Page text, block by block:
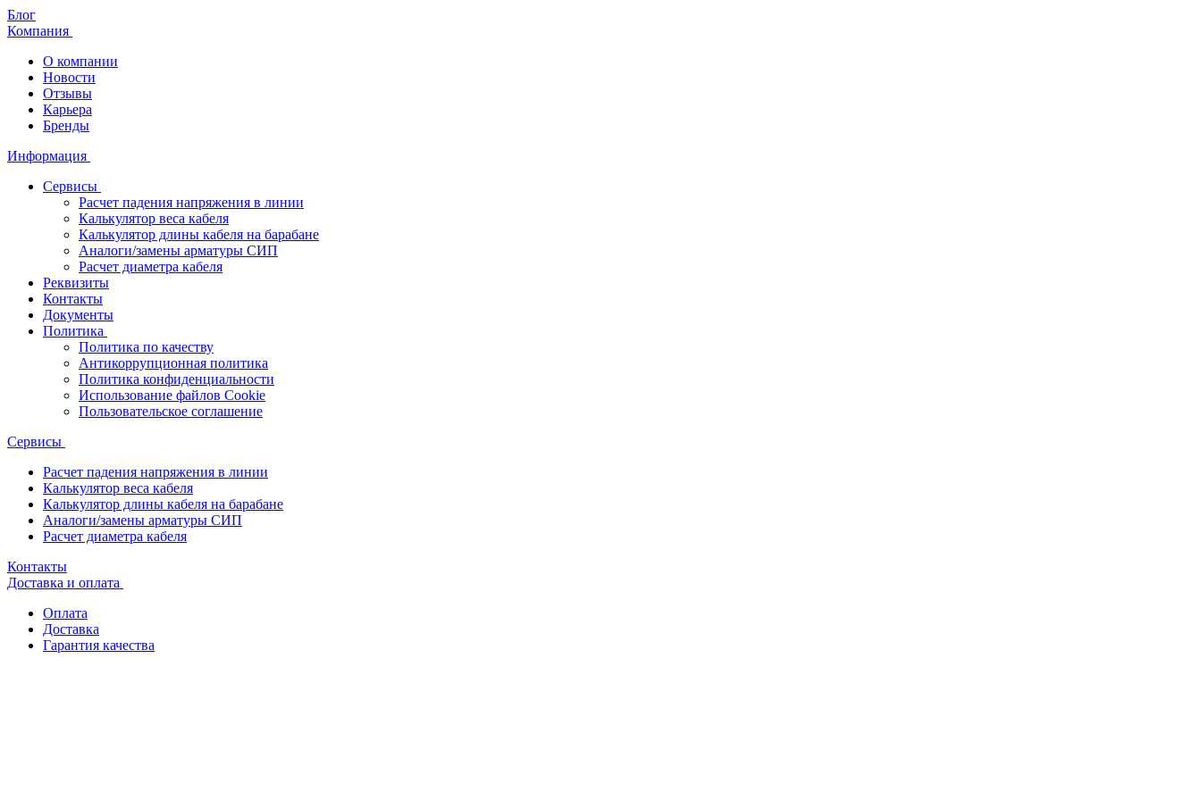
Блог
Компания
О компании
Новости
Отзывы
Карьера
Бренды
Информация
Сервисы
Расчет падения напряжения в линии
Калькулятор веса кабеля
Калькулятор длины кабеля на барабане
Аналоги/замены арматуры СИП
Расчет диаметра кабеля
Реквизиты
Контакты
Документы
Политика
Политика по качеству
Антикоррупционная политика
Политика конфиденциальности
Использование файлов Cookie
Пользовательское соглашение
Сервисы
Расчет падения напряжения в линии
Калькулятор веса кабеля
Калькулятор длины кабеля на барабане
Аналоги/замены арматуры СИП
Расчет диаметра кабеля
Контакты
Доставка и оплата
Оплата
Доставка
Гарантия качества